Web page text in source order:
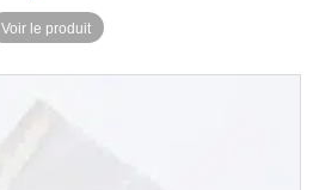
Voir le produit